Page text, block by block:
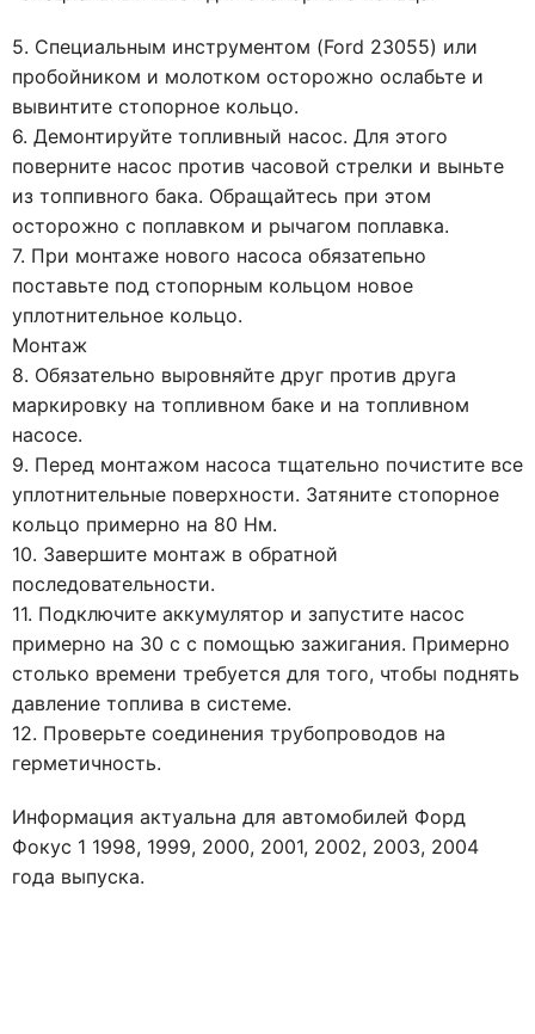
5. Специальным инструментом (Ford 23055) или
пробойником и молотком осторожно ослабьте и
вывинтите стопорное кольцо.
6. Демонтируйте топливный насос. Для этого
поверните насос против часовой стрелки и выньте
из топпивного бака. Обращайтесь при этом
осторожно с поплавком и рычагом поплавка.
7. При монтаже нового насоса обязатепьно
поставьте под стопорным кольцом новое
уплотнительное кольцо.
Монтаж
8. Обязательно выровняйте друг против друга
маркировку на топливном баке и на топливном
насосе.
9. Перед монтажом насоса тщательно почистите все
уплотнительные поверхности. Затяните стопорное
кольцо примерно на 80 Нм.
10. Завершите монтаж в обратной
последовательности.
11. Подключите аккумулятор и запустите насос
примерно на 30 с с помощью зажигания. Примерно
столько времени требуется для того, чтобы поднять
давление топлива в системе.
12. Проверьте соединения трубопроводов на
герметичность.
Информация актуальна для автомобилей Форд
Фокус 1 1998, 1999, 2000, 2001, 2002, 2003, 2004
года выпуска.